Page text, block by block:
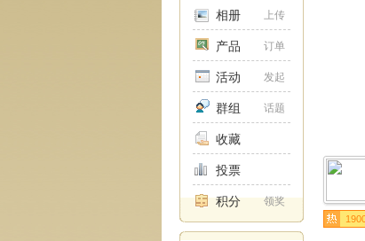
相册 上传
产品 订单
活动 发起
群组 话题
收藏
投票
积分 领奖